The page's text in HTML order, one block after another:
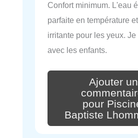
Confort minimum. L'eau
parfaite en température
irritante pour les yeux.
avec les enfants.
Ajouter un
pour
Baptiste